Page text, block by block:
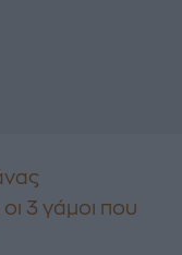
3 γάμοι που